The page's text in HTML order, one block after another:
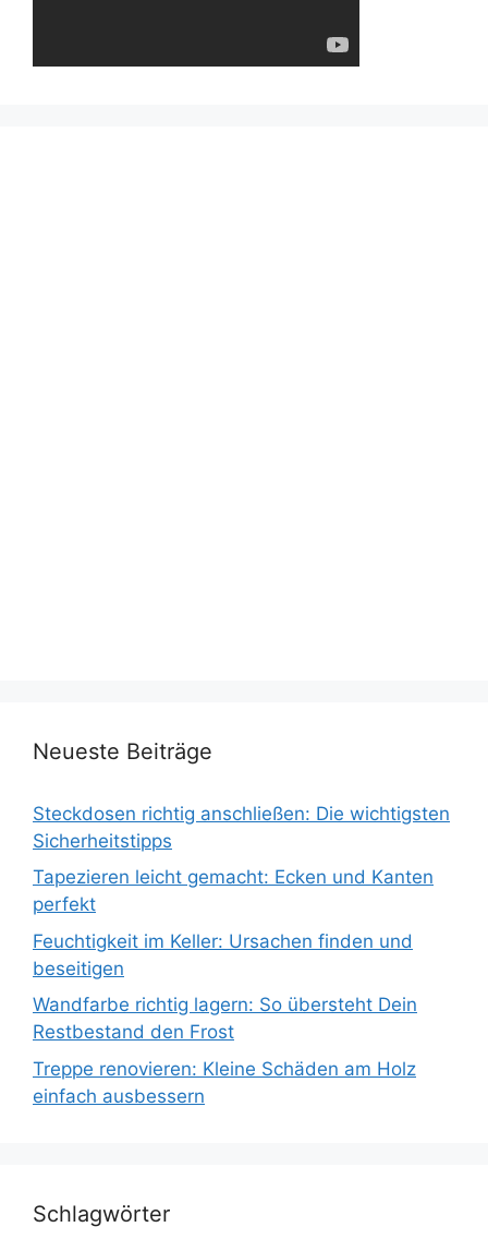
Neueste Beiträge
Steckdosen richtig anschließen: Die wichtigsten
Sicherheitstipps
Tapezieren leicht gemacht: Ecken und Kanten
perfekt
Feuchtigkeit im Keller: Ursachen finden und
beseitigen
Wandfarbe richtig lagern: So übersteht Dein
Restbestand den Frost
Treppe renovieren: Kleine Schäden am Holz
einfach ausbessern
Schlagwörter